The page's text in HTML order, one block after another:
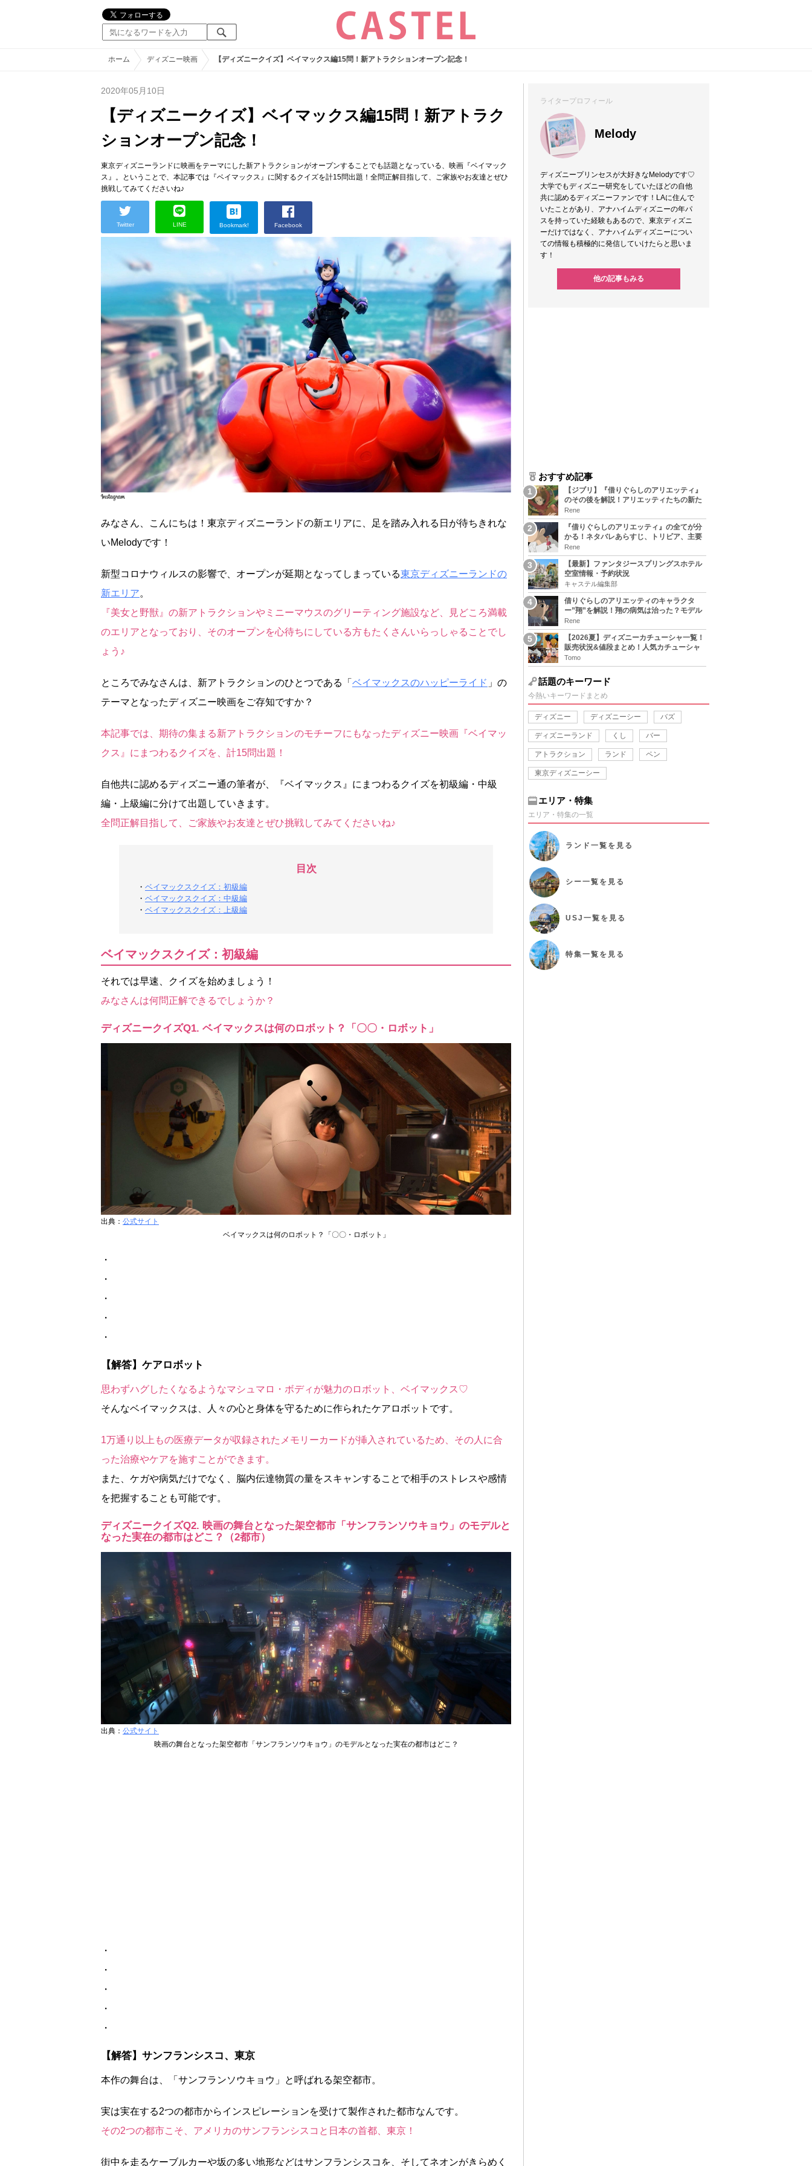
ホーム ディズニー映画 【ディズニークイズ】ベイマックス編15問！新アトラクションオープン記念！
2020年05月10日
【ディズニークイズ】ベイマックス編15問！新アトラク
ションオープン記念！
東京ディズニーランドに映画をテーマにした新アトラクションがオープンすることでも話題となっている、映画『ベイマック
ス』。ということで、本記事では『ベイマックス』に関するクイズを計15問出題！全問正解目指して、ご家族やお友達とぜひ
挑戦してみてくださいね♪
Twitter LINE Bookmark! Facebook
みなさん、こんにちは！東京ディズニーランドの新エリアに、足を踏み入れる日が待ちきれな
いMelodyです！
新型コロナウィルスの影響で、オープンが延期となってしまっている東京ディズニーランドの
新エリア。
『美女と野獣』の新アトラクションやミニーマウスのグリーティング施設など、見どころ満載
のエリアとなっており、そのオープンを心待ちにしている方もたくさんいらっしゃることでし
ょう♪
ところでみなさんは、新アトラクションのひとつである「 ベイマックスのハッピーライド 」の
テーマとなったディズニー映画をご存知ですか？
本記事では、期待の集まる新アトラクションのモチーフにもなったディズニー映画『ベイマッ
クス』にまつわるクイズを、計15問出題！
自他共に認めるディズニー通の筆者が、『ベイマックス』にまつわるクイズを初級編・中級
編・上級編に分けて出題していきます。
全問正解目指して、ご家族やお友達とぜひ挑戦してみてくださいね♪
目次
・ ベイマックスクイズ：初級編
・ ベイマックスクイズ：中級編
・ ベイマックスクイズ：上級編
ベイマックスクイズ：初級編
それでは早速、クイズを始めましょう！
みなさんは何問正解できるでしょうか？
ディズニークイズQ1. ベイマックスは何のロボット？「〇〇・ロボット」
出典： 公式サイト
ベイマックスは何のロボット？「〇〇・ロボット」
・
・
・
・
・
【解答】ケアロボット
思わずハグしたくなるようなマシュマロ・ボディが魅力のロボット、ベイマックス♡
そんなベイマックスは、人々の心と身体を守るために作られたケアロボットです。
1万通り以上もの医療データが収録されたメモリーカードが挿入されているため、その人に合
った治療やケアを施すことができます。
また、ケガや病気だけでなく、脳内伝達物質の量をスキャンすることで相手のストレスや感情
を把握することも可能です。
ディズニークイズQ2. 映画の舞台となった架空都市「サンフランソウキョウ」のモデルと
なった実在の都市はどこ？（2都市）
出典： 公式サイト
映画の舞台となった架空都市「サンフランソウキョウ」のモデルとなった実在の都市はどこ？
・
・
・
・
・
【解答】サンフランシスコ、東京
本作の舞台は、「サンフランソウキョウ」と呼ばれる架空都市。
実は実在する2つの都市からインスピレーションを受けて製作された都市なんです。
その2つの都市こそ、アメリカのサンフランシスコと日本の首都、東京！
街中を走るケーブルカーや坂の多い地形などはサンフランシスコを、そしてネオンがきらめく
ライタープロフィール
Melody
ディズニープリンセスが大好きなMelodyです♡
大学でもディズニー研究をしていたほどの自他
共に認めるディズニーファンです！LAに住んで
いたことがあり、アナハイムディズニーの年パ
スを持っていた経験もあるので、東京ディズニ
ーだけではなく、アナハイムディズニーについ
ての情報も積極的に発信していけたらと思いま
す！
他の記事もみる
おすすめ記事
【ジブリ】『借りぐらしのアリエッティ』
のその後を解説！アリエッティたちの新た
な住処は？翔の病気は治る？
Rene
『借りぐらしのアリエッティ』の全てが分
かる！ネタバレあらすじ、トリビア、主要
キャラまとめ！
Rene
【最新】ファンタジースプリングスホテル
空室情報・予約状況
キャステル編集部
借りぐらしのアリエッティのキャラクタ
ー”翔”を解説！翔の病気は治った？モデル
は誰？
Rene
【2026夏】ディズニーカチューシャ一覧！
販売状況&値段まとめ！人気カチューシャ
をチェック
Tomo
話題のキーワード
今熱いキーワードまとめ
ディズニー ディズニーシー バズ
ディズニーランド くし バー
アトラクション ランド ペン
東京ディズニーシー
エリア・特集
エリア・特集の一覧
ランド 一覧を見る
シー一覧を見る
USJ 一覧を見る
特集一覧を見る